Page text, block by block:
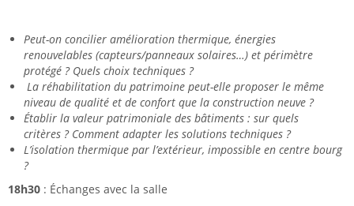
Peut-on concilier amélioration thermique, énergies
renouvelables (capteurs/panneaux solaires…) et périmètre
protégé ? Quels choix techniques ?
La réhabilitation du patrimoine peut-elle proposer le même
niveau de qualité et de confort que la construction neuve ?
Établir la valeur patrimoniale des bâtiments : sur quels
critères ? Comment adapter les solutions techniques ?
L’isolation thermique par l’extérieur, impossible en centre bourg
?
18h30 : Échanges avec la salle